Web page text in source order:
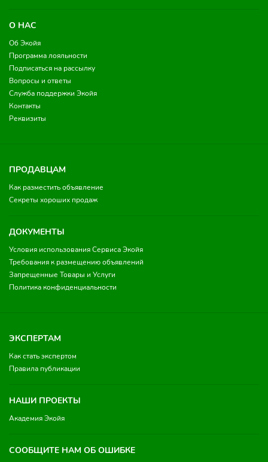
О НАС
Об Экойя
Программа лояльности
Подписаться на рассылку
Вопросы и ответы
Служба поддержки Экойя
Контакты
Реквизиты
ПРОДАВЦАМ
Как разместить объявление
Секреты хороших продаж
ДОКУМЕНТЫ
Условия использования Сервиса Экойя
Требования к размещению объявлений
Запрещенные Товары и Услуги
Политика конфиденциальности
ЭКСПЕРТАМ
Как стать экспертом
Правила публикации
НАШИ ПРОЕКТЫ
Академия Экойя
СООБЩИТЕ НАМ ОБ ОШИБКЕ